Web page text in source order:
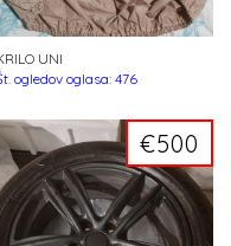
UNI
ogledov oglasa: 476
€500